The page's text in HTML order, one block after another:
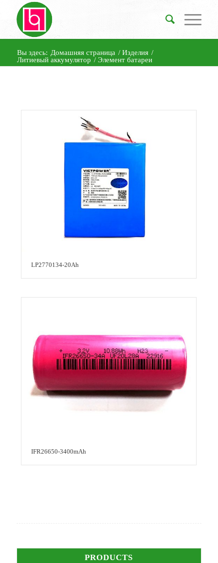
Вы здесь: Домашняя страница / Изделия /
Литиевый аккумулятор / Элемент батареи
LP2770134-20Ah
IFR26650-3400mAh
PRODUCTS